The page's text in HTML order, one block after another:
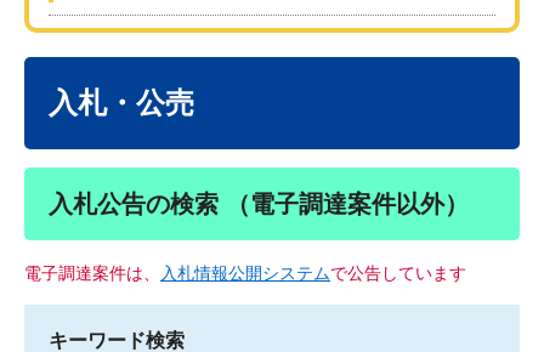
入札・公売
入札公告の検索 （電子調達案件以外）
電子調達案件は、 入札情報公開システムで公告しています
キーワード検索